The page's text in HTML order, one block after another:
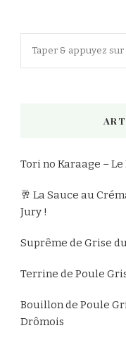
Tori no Karaage –
🥂 La Sauce au
Jury !
Suprême de Grise
Terrine de Poule
Bouillon de Poule
Drômois